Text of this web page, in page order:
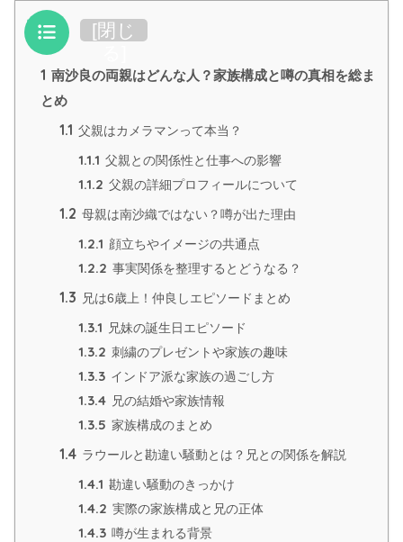
目次 [閉じ
1 南沙良の両親はどんな人？家族構成と噂の真相を総ま
とめ
1.1 父親はカメラマンって本当？
1.1.1 父親との関係性と仕事への影響
1.1.2 父親の詳細プロフィールについて
1.2 母親は南沙織ではない？噂が出た理由
1.2.1 顔立ちやイメージの共通点
1.2.2 事実関係を整理するとどうなる？
1.3 兄は6歳上！仲良しエピソードまとめ
1.3.1 兄妹の誕生日エピソード
1.3.2 刺繍のプレゼントや家族の趣味
1.3.3 インドア派な家族の過ごし方
1.3.4 兄の結婚や家族情報
1.3.5 家族構成のまとめ
1.4 ラウールと勘違い騒動とは？兄との関係を解説
1.4.1 勘違い騒動のきっかけ
1.4.2 実際の家族構成と兄の正体
1.4.3 噂が生まれる背景